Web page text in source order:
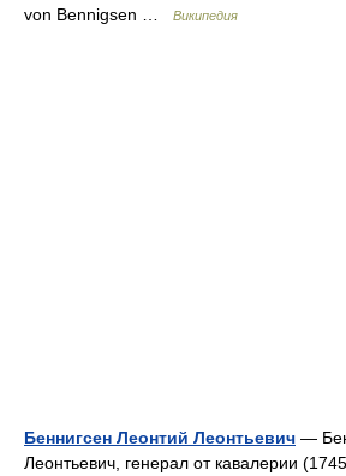
von Bennigsen …
Википедия
Беннигсен Леонтий Леонтьевич —
Леонтьевич, генерал от кавалерии